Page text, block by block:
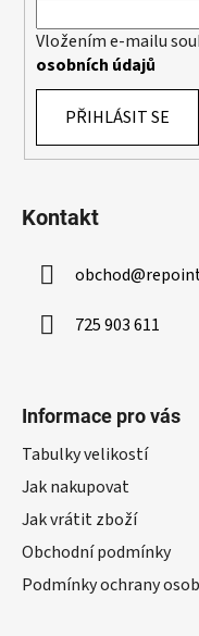
Vložením e-mailu
osobních údajů
PŘIHLÁSIT SE
Kontakt
obchod@
725 903 611
Informace pro vás
Tabulky velikostí
Jak nakupovat
Jak vrátit zboží
Obchodní podmínky
Podmínky ochrany